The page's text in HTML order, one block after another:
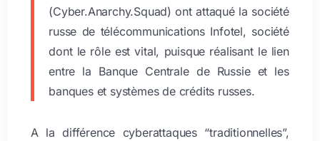
(Cyber.Anarchy.Squad) ont attaqué la société
russe de télécommunications Infotel, société
dont le rôle est vital, puisque réalisant le lien
entre la Banque Centrale de Russie et les
banques et systèmes de crédits russes.
A la différence cyberattaques “traditionnelles”,